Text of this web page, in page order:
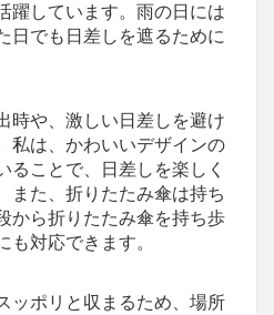
躍しています。雨の日には
日でも日差しを遮るために
時や、激しい日差しを避け
私は、かわいいデザインの
ることで、日差しを楽しく
また、折りたたみ傘は持ち
から折りたたみ傘を持ち歩
も対応できます。
ッポリと収まるため、場所